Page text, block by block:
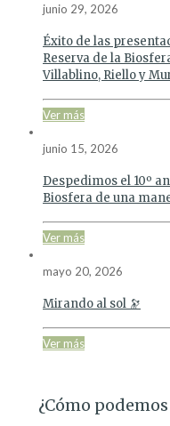
junio 29, 2026
Éxito de las
Reserva de la
Villablino, Riello y
Ver más
junio 15, 2026
Despedimos el 10º
Biosfera de una
Ver más
mayo 20, 2026
Mirando al sol 🔭
Ver más
¿Cómo